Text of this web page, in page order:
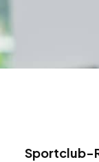
Sportclub-